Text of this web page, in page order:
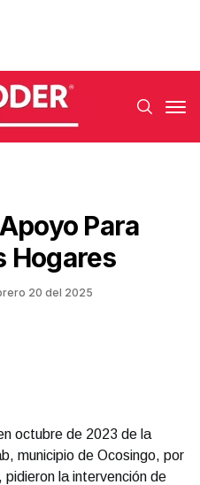
Para
Hogares
20 del 2025
octubre de 2023 de la
municipio de Ocosingo, por
la intervención de